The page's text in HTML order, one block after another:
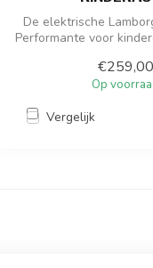
De elektrische
Performante voor
€259,00
Op
Vergelijk